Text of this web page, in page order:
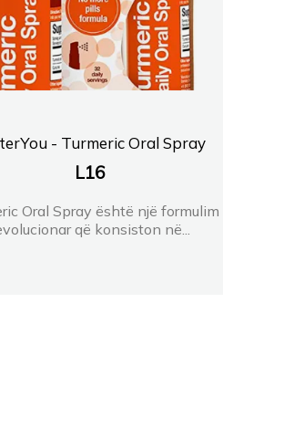
- Turmeric Oral Spray
L16
Oral Spray është një formulim
që konsiston në...